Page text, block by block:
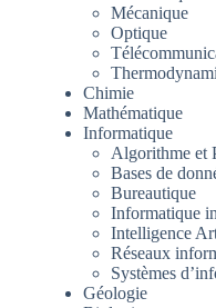
Mécanique
Optique
Chimie
Mathématique
Informatique
Algorithme et
Bases de
Bureautique
Informatique
Intelligence
Réseaux
Systèmes
Géologie